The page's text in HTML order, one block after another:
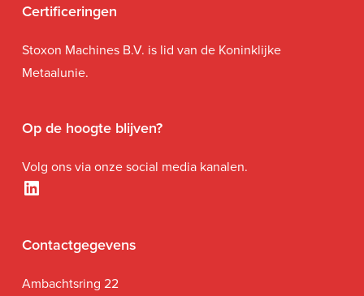
Certificeringen
Stoxon Machines B.V. is lid van de Koninklijke
Metaalunie.
Op de hoogte blijven?
Volg ons via onze social media kanalen.
LinkedIn
Contactgegevens
Ambachtsring 22